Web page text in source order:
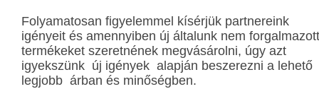
Folyamatosan figyelemmel kísérjük partnereink
igényeit és amennyiben új általunk nem forgalmazott
termékeket szeretnének megvásárolni, úgy azt
igyekszünk új igények alapján beszerezni a lehető
legjobb árban és minőségben.